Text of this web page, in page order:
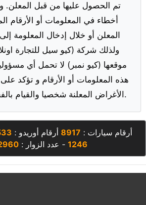
تم الحصول عليها من قبل المعلن. و
أخطاء في المعلومات أو الأرقام
المعلن أو خلال إدخال المعلومة
ولذلك شركة (كيو سيل للتجارة
موقعها (كيو نمبر) لا تحمل أي
هذه المعلومات أو الأرقام و تؤكد
الأغراض المعلنة شخصيا والقيام بالفحص قبل الشراء.
أرقام سيارات : 8917 أرقام أوريدو :
1246 - عدد الزوار :